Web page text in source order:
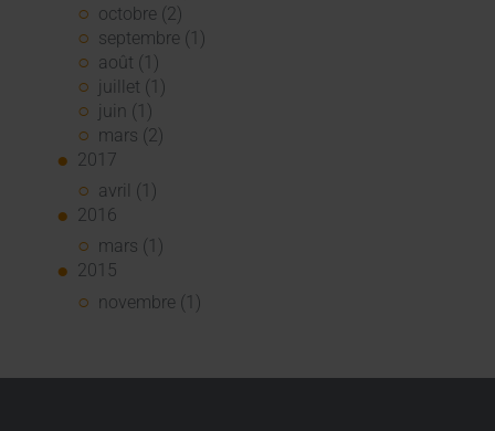
octobre (2)
septembre (1)
août (1)
juillet (1)
juin (1)
mars (2)
2017
avril (1)
2016
mars (1)
2015
novembre (1)